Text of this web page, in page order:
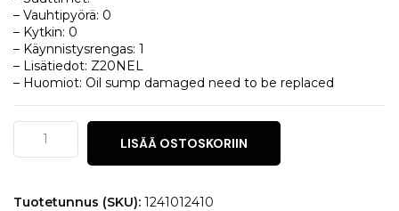
– Vauhtipyörä: 0
– Kytkin: 0
– Käynnistysrengas: 1
– Lisätiedot: Z20NEL
– Huomiot: Oil sump damaged need to be replaced
Saab
3
määrä
LISÄÄ OSTOSKORIIN
Tuotetunnus (SKU): 1241012410